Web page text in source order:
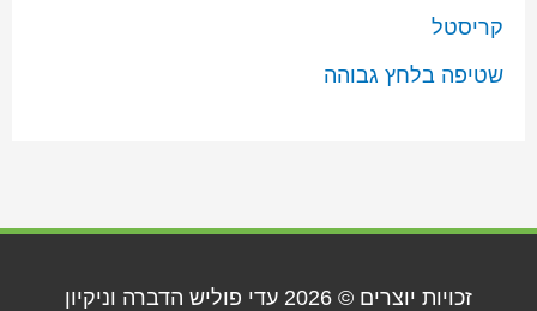
קריסטל
שטיפה בלחץ גבוהה
זכויות יוצרים © 2026 עדי פוליש הדברה וניקיון